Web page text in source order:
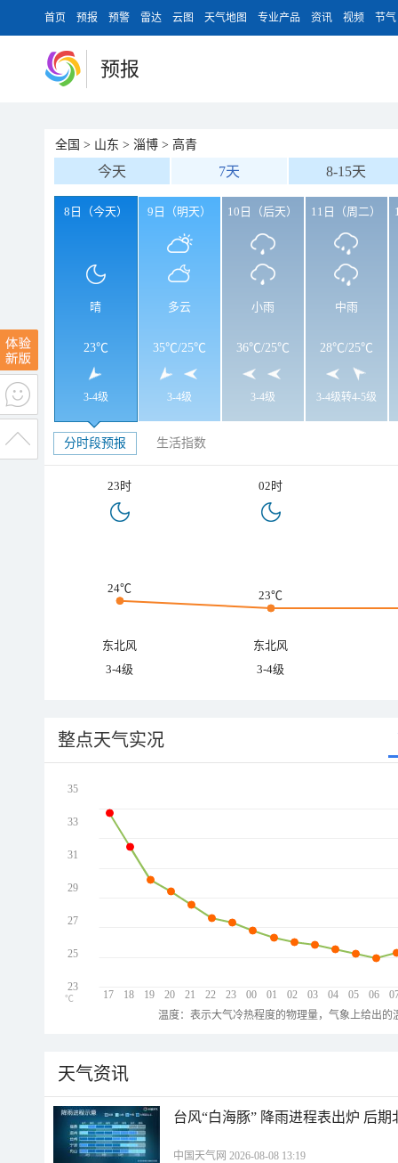
首页 预报 预警 雷达 云图 天气地图 专业产品 资讯 视频 节气
预报
全国 > 山东 > 淄博 > 高青
今天 7天 8-15天
8日（今天）
晴
23℃
3-4级
9日（明天）
多云
35℃/25℃
3-4级
10日（后天）
小雨
36℃/25℃
3-4级
11日（周二）
中雨
28℃/25℃
3-4级转4-5级
分时段预报 生活指数
23时 02时
24℃
23℃
东北风
东北风
3-4级
3-4级
整点天气实况
17 18 19 20 21 22 23 00 01 02 03 04 05 06
35
33
31
29
27
25
23
℃
温度：表示大气冷热程度的物理量，气象上给出
天气资讯
台风“白海豚” 降雨进程表出炉 后
中国天气网 2026-08-08 13:19